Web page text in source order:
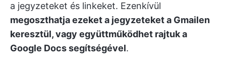
a jegyzeteket és linkeket. Ezenkívül
megoszthatja ezeket a jegyzeteket a Gmailen
keresztül, vagy együttműködhet rajtuk a
Google Docs segítségével.